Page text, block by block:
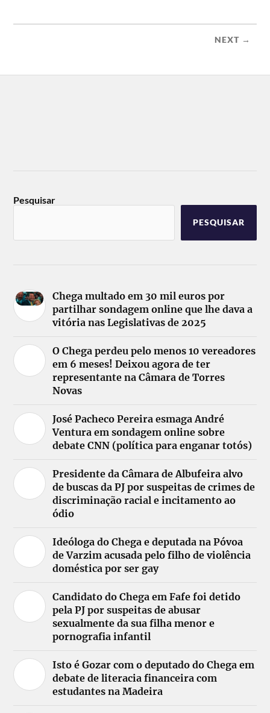
NEXT →
Pesquisar
PESQUISAR
Chega multado em 30 mil euros por
partilhar sondagem online que lhe dava a
vitória nas Legislativas de 2025
O Chega perdeu pelo menos 10 vereadores
em 6 meses! Deixou agora de ter
representante na Câmara de Torres
Novas
José Pacheco Pereira esmaga André
Ventura em sondagem online sobre
debate CNN (política para enganar totós)
Presidente da Câmara de Albufeira alvo
de buscas da PJ por suspeitas de crimes de
discriminação racial e incitamento ao
ódio
Ideóloga do Chega e deputada na Póvoa
de Varzim acusada pelo filho de violência
doméstica por ser gay
Candidato do Chega em Fafe foi detido
pela PJ por suspeitas de abusar
sexualmente da sua filha menor e
pornografia infantil
Isto é Gozar com o deputado do Chega em
debate de literacia financeira com
estudantes na Madeira